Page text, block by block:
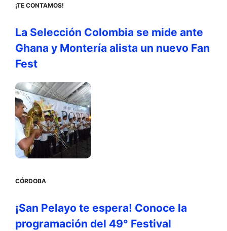
¡TE CONTAMOS!
La Selección Colombia se mide ante
Ghana y Montería alista un nuevo Fan
Fest
CÓRDOBA
¡San Pelayo te espera! Conoce la
programación del 49° Festival